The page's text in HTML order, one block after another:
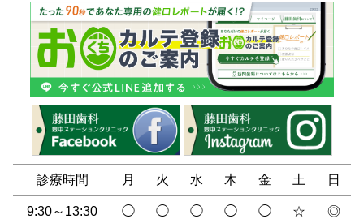
診療時間 月 火 水 木 金 土 日
9:30～13:30 ◯ ◯ ◯ ◯ ◯ ☆ ◎